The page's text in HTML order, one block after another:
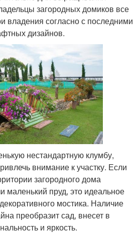
загородных домиков все
владения согласно с последними
дизайнов.
нестандартную клумбу,
внимание к участку. Если
загородного дома
маленький пруд, это идеальное
мостика. Наличие
преобразит сад, внесет в
и яркость.